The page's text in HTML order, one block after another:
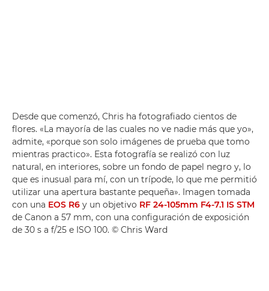
Desde que comenzó, Chris ha fotografiado cientos de
flores. «La mayoría de las cuales no ve nadie más que yo»,
admite, «porque son solo imágenes de prueba que tomo
mientras practico». Esta fotografía se realizó con luz
natural, en interiores, sobre un fondo de papel negro y, lo
que es inusual para mí, con un trípode, lo que me permitió
utilizar una apertura bastante pequeña». Imagen tomada
con una EOS R6 y un objetivo RF 24-105mm F4-7.1 IS STM
de Canon a 57 mm, con una configuración de exposición
de 30 s a f/25 e ISO 100. © Chris Ward